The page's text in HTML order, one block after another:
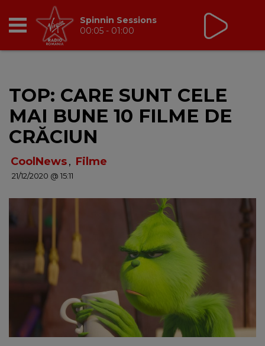
BREAKFAST
TIC TALK
CÂȘTIGĂ
RADIO ACADEMY
CONTUL MEU
Ami
Sa Danseze Fetele
TOP: CARE SUNT CELE
MAI BUNE 10 FILME DE
CRĂCIUN
CoolNews, Filme
21/12/2020 @ 15:11